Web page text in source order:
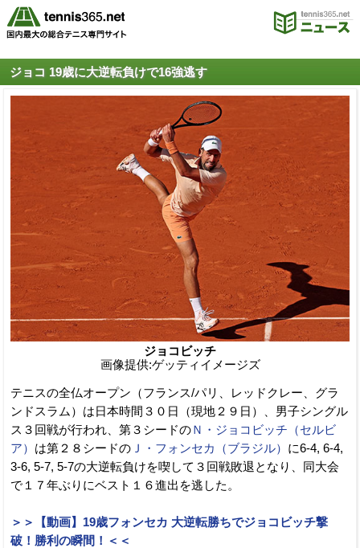
ジョコ 19歳に大逆転負けで16強逃す
ジョコビッチ
画像提供:ゲッティイメージズ
テニスの全仏オープン（フランス/パリ、レッドクレー、グラ
ンドスラム）は日本時間３０日（現地２９日）、男子シングル
ス３回戦が行われ、第３シードのＮ・ジョコビッチ（セルビ
ア） は第２８シードの Ｊ・フォンセカ（ブラジル） に6-4, 6-4,
3-6, 5-7, 5-7の大逆転負けを喫して３回戦敗退となり、同大会
で１７年ぶりにベスト１６進出を逃した。
＞＞【動画】19歳フォンセカ 大逆転勝ちでジョコビッチ撃
破！勝利の瞬間！＜＜